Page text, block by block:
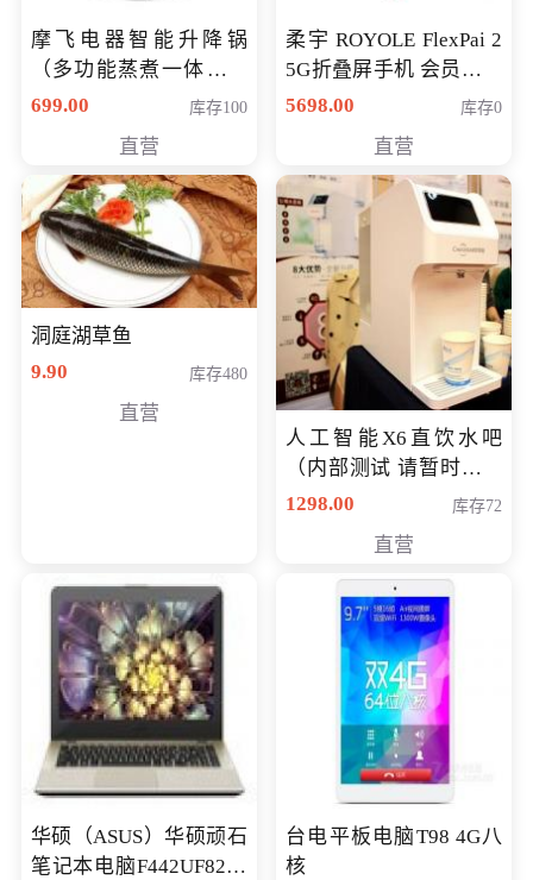
摩飞电器智能升降锅
（多功能蒸煮一体锅）
（智能升降养生锅） 会
699.00 库存100
直营
柔宇 ROYOLE FlexPai 2
5G折叠屏手机 会员专享
购买价格 4998元
5698.00 库存0
直营
洞庭湖草鱼
9.90
库存480
直营
人工智能X6直饮水吧
（内部测试 请暂时不要
购买）
1298.00 库存72
直营
华硕（ASUS）华硕顽石
笔记本电脑F442UF8250
台电平板电脑T98 4G八
核